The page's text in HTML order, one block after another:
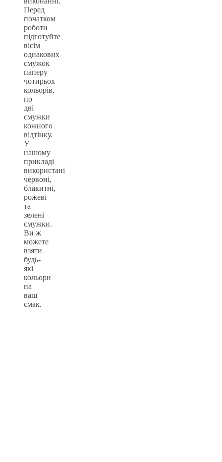
Перед
початком
роботи
підготуйте
вісім
однакових
смужок
паперу
чотирьох
кольорів,
по
дві
смужки
кожного
відтінку.
У
нашому
прикладі
використані
червоні,
блакитні,
рожеві
та
зелені
смужки.
Ви ж
можете
взяти
будь-
які
кольори
на
ваш
смак.